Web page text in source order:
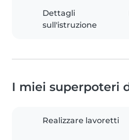
Dettagli
sull'istruzione
I miei superpoteri
Realizzare lavoretti